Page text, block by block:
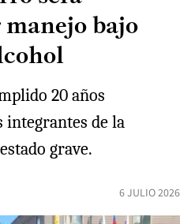
bajo
20 años
integrantes de la
grave.
6 JULIO 2026